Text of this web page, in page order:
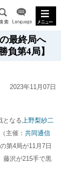
最終局へ
負第4局】
2023年11月07日
となる 上野梨紗二
主催： 共同通信
第4局が11月7日
藤沢が215手で黒